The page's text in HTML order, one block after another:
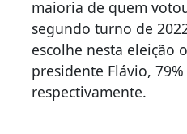
maioria de quem
segundo turno de
escolhe nesta eleição
presidente Flávio, 79%
respectivamente.